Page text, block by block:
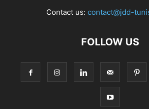
Contact us: contact@jdd-
FOLLOW US